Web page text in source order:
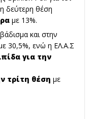
δεύτερη θέση
με 13%.
και στην
30,5%, ενώ η ΕΛ.Α.Σ
για την
τρίτη θέση με